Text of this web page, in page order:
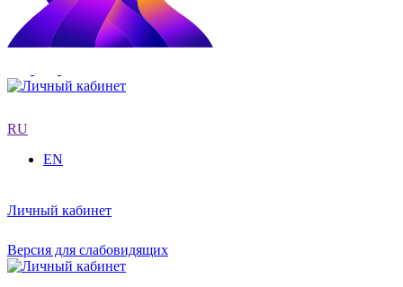
RU
EN
Личный кабинет
Версия для слабовидящих